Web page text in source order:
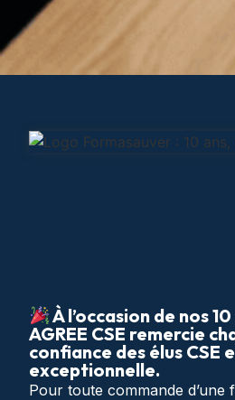
À l’occasion de nos
AGREE CSE remercie
confiance des élus CSE
exceptionnelle.
Pour toute commande d’une